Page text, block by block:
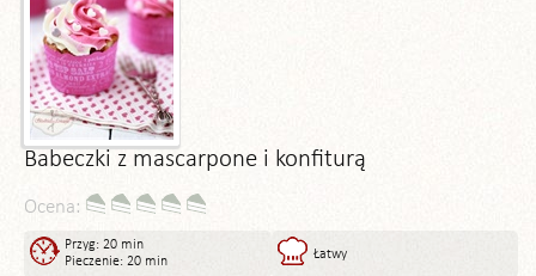
Babeczki z mascarpone i konfiturą
Ocena:
Przyg: 20 min
Pieczenie: 20 min
Łatwy